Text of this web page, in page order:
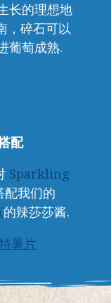
长的理想地
，碎石可以
葡萄成熟.
配
Sparkling
配我们的
的辣莎莎酱.
薯片